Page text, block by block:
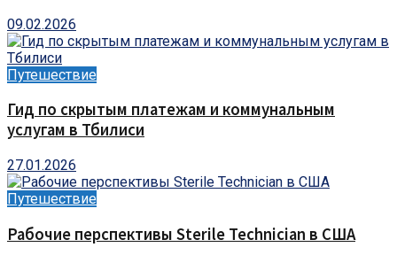
09.02.2026
Путешествие
Гид по скрытым платежам и коммунальным
услугам в Тбилиси
27.01.2026
Путешествие
Рабочие перспективы Sterile Technician в США